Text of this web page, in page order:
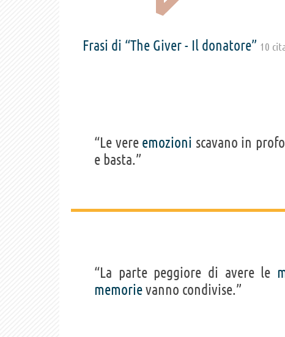
Frasi di “The Giver - Il donatore” 10
“Le vere emozioni scavano in
e basta.”
“La parte peggiore di avere le
memorievanno condivise.”